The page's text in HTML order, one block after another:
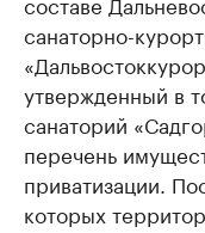
санаторно-
утвержденный в
санаторий
перечень
приватизации.
которых